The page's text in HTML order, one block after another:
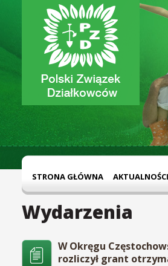
STRONA GŁÓWNA AKTUALNOŚCI
Wydarzenia
W Okręgu
rozliczył grant